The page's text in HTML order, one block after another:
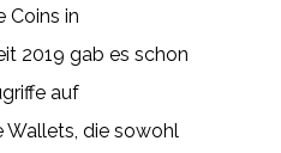
Coins in
2019 gab es schon
auf
Wallets, die sowohl